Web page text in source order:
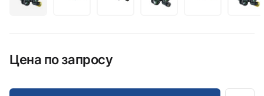
Цена по запросу